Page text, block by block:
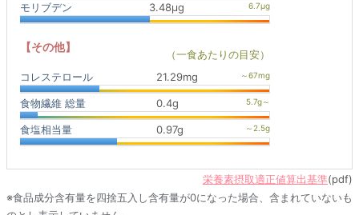
モリブデン 3.48μg
【その他】
（一食あたりの目安）
コレステロール
21.29mg
食物繊維 総量 0.4g
食塩相当量 0.97g
栄養素摂取適正値算出基準(pdf)
※食品成分含有量を四捨五入し含有量が0になった場合、含まれていないも